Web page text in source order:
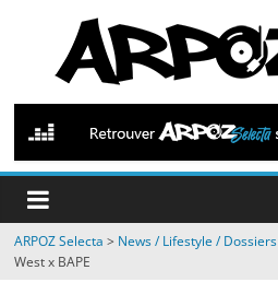
contenu
ARPOZ
Selecta
by
ARPOZ
ARPOZ Selecta > News / Lifestyle / Dossiers
West x BAPE